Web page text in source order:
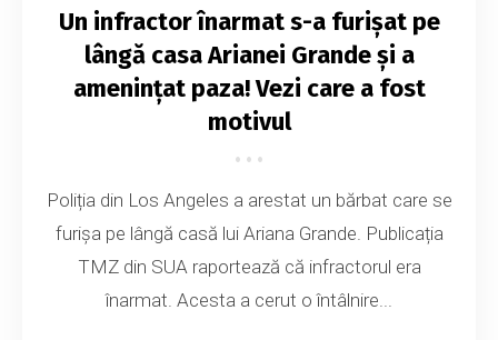
Un infractor înarmat s-a furișat pe
lângă casa Arianei Grande și a
amenințat paza! Vezi care a fost
motivul
Poliția din Los Angeles a arestat un bărbat care se
furișa pe lângă casă lui Ariana Grande. Publicația
TMZ din SUA raportează că infractorul era
înarmat. Acesta a cerut o întâlnire...